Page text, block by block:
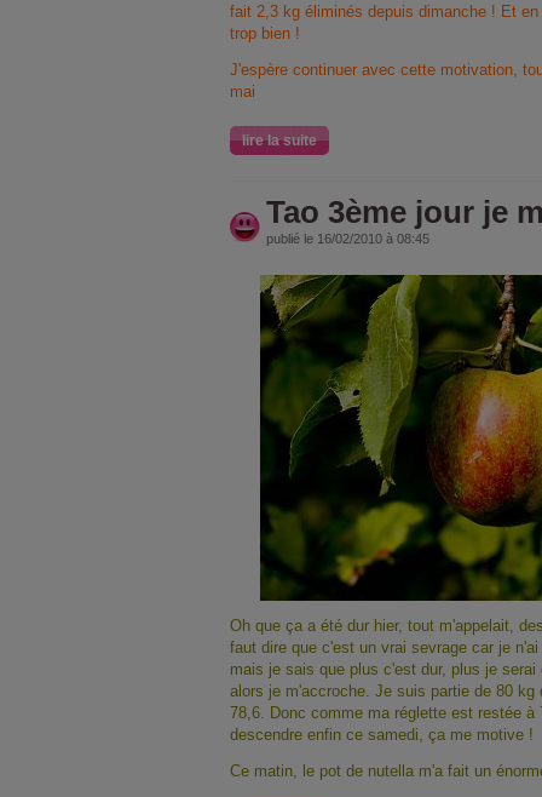
fait 2,3 kg éliminés depuis dimanche ! Et
trop bien !
J'espère continuer avec cette motivation,
mai
lire la suite
Tao 3ème jour je
publié le 16/02/2010 à 08:45
Oh que ça a été dur hier, tout m'appelait,
faut dire que c'est un vrai sevrage car je
mais je sais que plus c'est dur, plus je
alors je m'accroche. Je suis partie de 80
78,6. Donc comme ma réglette est restée à
descendre enfin ce samedi, ça me motive !
Ce matin, le pot de nutella m'a fait un